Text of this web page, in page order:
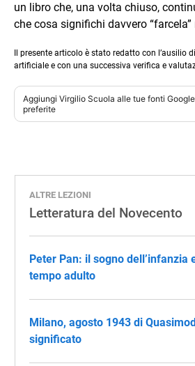
un libro che, una volta chiuso,
che cosa significhi davvero
Il presente articolo è stato redatto con l’ausilio
artificiale e con una successiva verifica e
Aggiungi Virgilio Scuola alle tue fonti Google
preferite
ALTRE LEZIONI
Letteratura del Novecento
Peter Pan: il sogno dell’infanzia
tempo adulto
Milano, agosto 1943 di
significato